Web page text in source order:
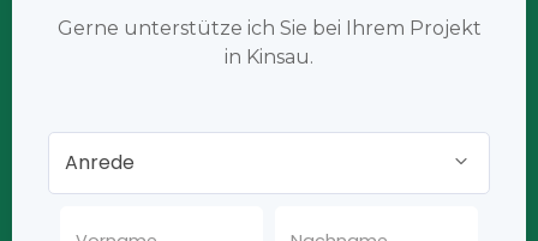
Gerne unterstütze ich Sie bei Ihrem Projekt
in Kinsau.